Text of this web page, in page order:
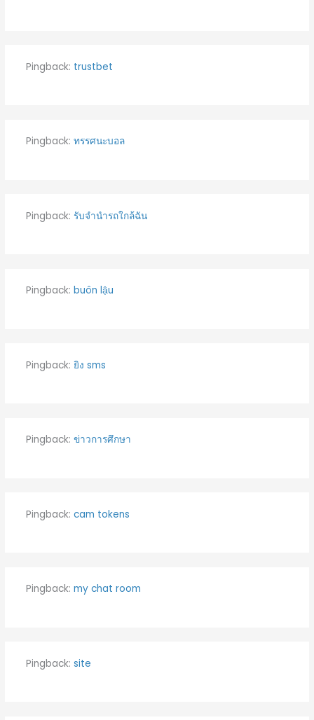
Pingback: trustbet
Pingback: ทรรศนะบอล
Pingback: รับจำนำรถใกล้ฉัน
Pingback: buôn lậu
Pingback: ยิง sms
Pingback: ข่าวการศึกษา
Pingback: cam tokens
Pingback: my chat room
Pingback: site